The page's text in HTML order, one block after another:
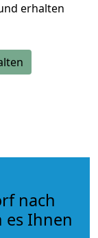
erhalten
nach
es Ihnen